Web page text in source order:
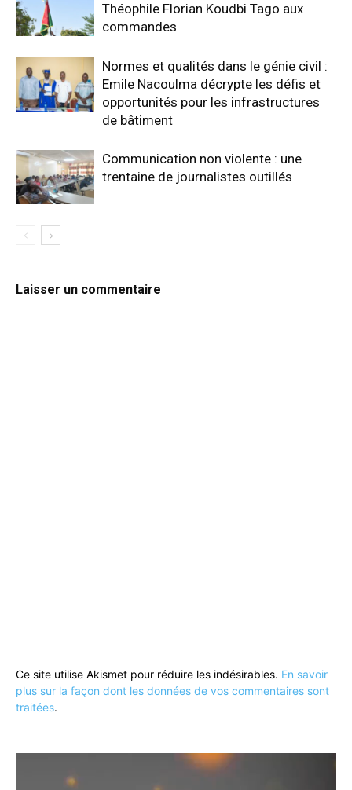
Théophile Florian Koudbi Tago aux
commandes
Normes et qualités dans le génie civil :
Emile Nacoulma décrypte les défis et
opportunités pour les infrastructures
de bâtiment
Communication non violente : une
trentaine de journalistes outillés
Laisser un commentaire
Ce site utilise Akismet pour réduire les indésirables. En savoir
plus sur la façon dont les données de vos commentaires sont
traitées.